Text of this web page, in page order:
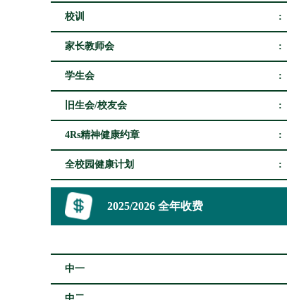
校训 :
家长教师会 :
学生会 :
旧生会/校友会 :
4Rs精神健康约章 :
全校园健康计划 :
2025/2026 全年收费
中一